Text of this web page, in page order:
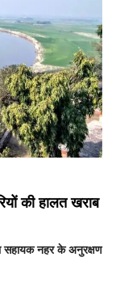
की हालत खराब
सहायक नहर के अनुरक्षण